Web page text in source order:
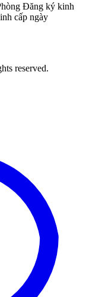
Đăng ký kinh
cấp ngày
reserved.